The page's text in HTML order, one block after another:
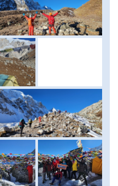
Most kivételesen egy
kifeszítjük a saját
megkezdjük meredek
Bimthang irányába. A
borított, hómacska
Fáradtan érünk a
és megünnepeljük ezt a
(szint: 840 méter
19 km, menetidő: 9-10 óra)